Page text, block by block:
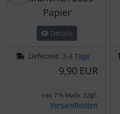
Papier
Details
Lieferzeit: 3-4 Tage
9,90 EUR
inkl. 7 % MwSt. zzgl.
Versandkosten